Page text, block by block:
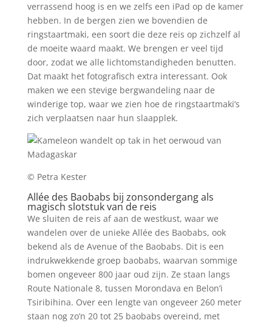
verrassend hoog is en we zelfs een iPad op de kamer
hebben. In de bergen zien we bovendien de
ringstaartmaki, een soort die deze reis op zichzelf al
de moeite waard maakt. We brengen er veel tijd
door, zodat we alle lichtomstandigheden benutten.
Dat maakt het fotografisch extra interessant. Ook
maken we een stevige bergwandeling naar de
winderige top, waar we zien hoe de ringstaartmaki’s
zich verplaatsen naar hun slaapplek.
© Petra Kester
Allée des Baobabs bij zonsondergang als
magisch slotstuk van de reis
We sluiten de reis af aan de westkust, waar we
wandelen over de unieke Allée des Baobabs, ook
bekend als de Avenue of the Baobabs. Dit is een
indrukwekkende groep baobabs, waarvan sommige
bomen ongeveer 800 jaar oud zijn. Ze staan langs
Route Nationale 8, tussen Morondava en Belon’i
Tsiribihina. Over een lengte van ongeveer 260 meter
staan nog zo’n 20 tot 25 baobabs overeind, met